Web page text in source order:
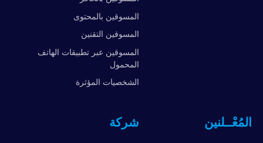
المسوقين بالمحتوى
المسوقين التقنين
المسوقين عبر تطبيقات الهاتف
المحمول
الشخصيات المؤثرة
المُعْــلنين شركة